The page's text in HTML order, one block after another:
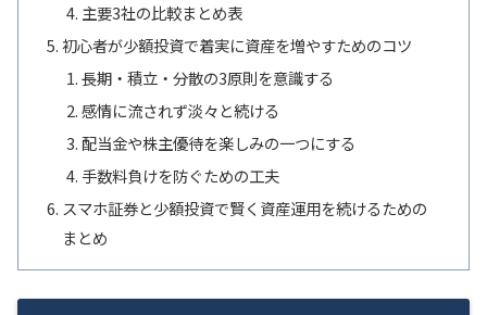
主要3社の比較まとめ表
初心者が少額投資で着実に資産を増やすためのコツ
長期・積立・分散の3原則を意識する
感情に流されず淡々と続ける
配当金や株主優待を楽しみの一つにする
手数料負けを防ぐための工夫
スマホ証券と少額投資で賢く資産運用を続けるための
まとめ